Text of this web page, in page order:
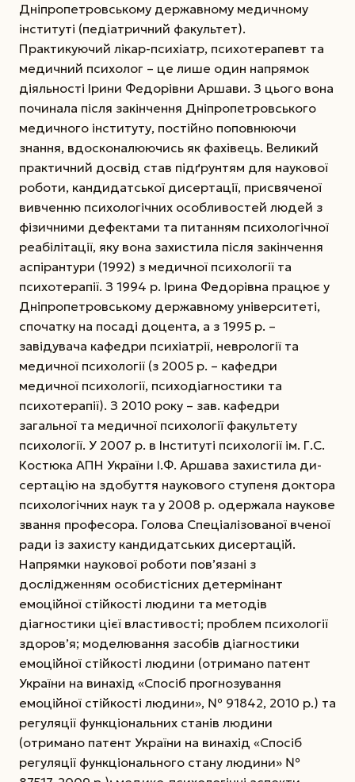
Дніпропетровському державному медичному
інституті (педіатричний факультет).
Практикуючий лікар-психіатр, психотерапевт та
медичний психолог – це лише один напрямок
діяльності Ірини Федорівни Аршави. З цього вона
починала після закінчення Дніпропетровського
медичного інституту, постійно поповнюючи
знання, вдосконалюючись як фахівець. Великий
практичний досвід став підґрунтям для наукової
роботи, кандидатської дисертації, присвяченої
вивченню психологічних особливостей людей з
фізичними дефектами та питанням психологічної
реабілітації, яку вона захистила після закінчення
аспірантури (1992) з медичної психології та
психотерапії. З 1994 р. Ірина Федорівна працює у
Дніпропет­ровському державному університеті,
спочатку на посаді доцента, а з 1995 р. –
завідувача кафедри психіатрії, неврології та
медичної психології (з 2005 р. – кафедри
медичної психології, психодіагностики та
психотерапії). З 2010 року – зав. кафедри
загальної та медичної психології факультету
психології. У 2007 р. в Інституті психології ім. Г.С.
Костюка АПН України І.Ф. Аршава захистила ди­
сертацію на здобуття наукового ступеня доктора
психологічних наук та у 2008 р. одержала наукове
звання професора. Голова Спеціалізованої вченої
ради із захисту кандидатських дисертацій.
Напрямки наукової роботи пов’язані з
дослідженням особистісних детермінант
емоційної стійкості людини та методів
діагностики цієї властивості; проблем психології
здоров’я; моделювання засобів діагностики
емоційної стійкості людини (отримано патент
України на винахід «Спосіб прогнозування
емоційної стійкості людини», № 91842, 2010 р.) та
регуляції функціональних станів людини
(отримано патент України на винахід «Спосіб
регуляції функціонального стану людини» №